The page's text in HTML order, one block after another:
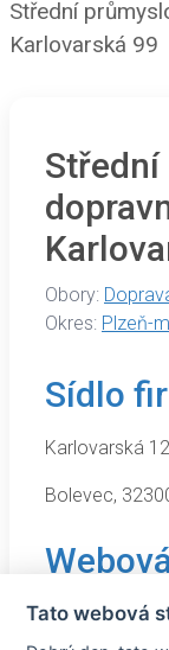
Střední
Karlovarská 99
Obory:
Okres: Plzeň-
Sídlo
Karlovarská
Bolevec,
https://
Tato webová